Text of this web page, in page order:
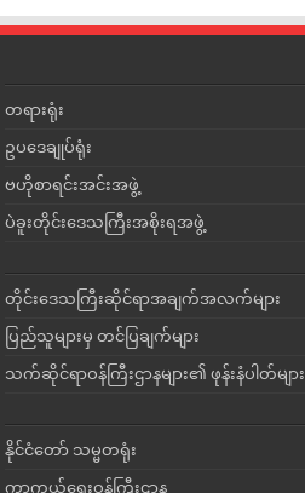
တရားရုံး
ဥပဒေချုပ်ရုံး
ဗဟိုစာရင်းအင်းအဖွဲ့
ပဲခူးတိုင်းဒေသကြီးအစိုးရအဖွဲ့
တိုင်းဒေသကြီးဆိုင်ရာအချက်အလက်များ
ပြည်သူများမှ တင်ပြချက်များ
သက်ဆိုင်ရာဝန်ကြီးဌာနများ၏ ဖုန်းနံပါတ်များ
နိုင်ငံတော် သမ္မတရုံး
ကာကွယ်ရေးဝန်ကြီးဌာန